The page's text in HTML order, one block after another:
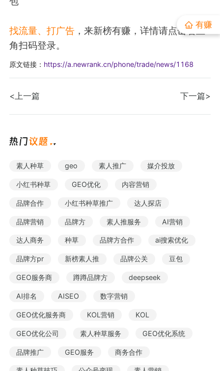
找流量、打广告 ，来新榜有赚，详情请点击右上
角扫码登录。
原文链接： https://a.newrank.cn/phone/trade/news/1168
<上一篇 下一篇>
素人种草 geo 素人推广 媒介投放
小红书种草 GEO优化 内容营销
品牌合作 小红书种草推广 达人探店
品牌营销 品牌方 素人推服务 AI营销
达人商务 种草 品牌方合作 ai搜索优化
品牌方pr 新榜素人推 品牌公关 豆包
GEO服务商 蹲蹲品牌方 deepseek
AI排名 AISEO 数字营销
GEO优化服务商 KOL营销 KOL
GEO优化公司 素人种草服务 GEO优化系统
品牌推广 GEO服务 商务合作
有赚
有赚资讯